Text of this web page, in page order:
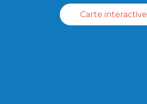
Carte interactive